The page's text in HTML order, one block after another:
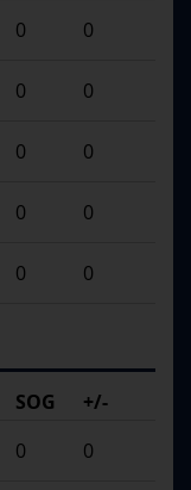
0 0
0 0
0 0
0 0
0 0
SOG
+/-
0 0